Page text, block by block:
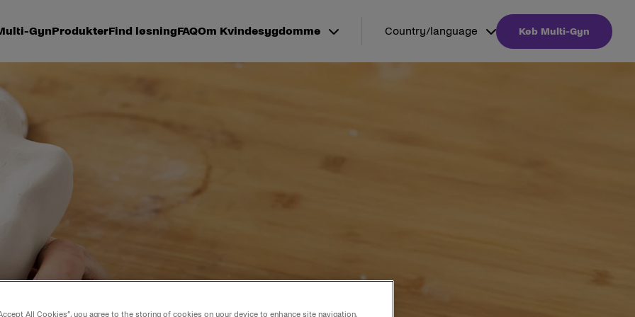
GynProdukterFind løsningFAQOm Kvindesygdomme Country/language Køb Multi-Gyn
All Cookies”, you agree to the storing of cookies on your device to enhance site navigation,